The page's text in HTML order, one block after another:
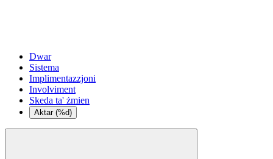
Dwar
Sistema
Implimentazzjoni
Involviment
Skeda ta' żmien
Aktar (%d)